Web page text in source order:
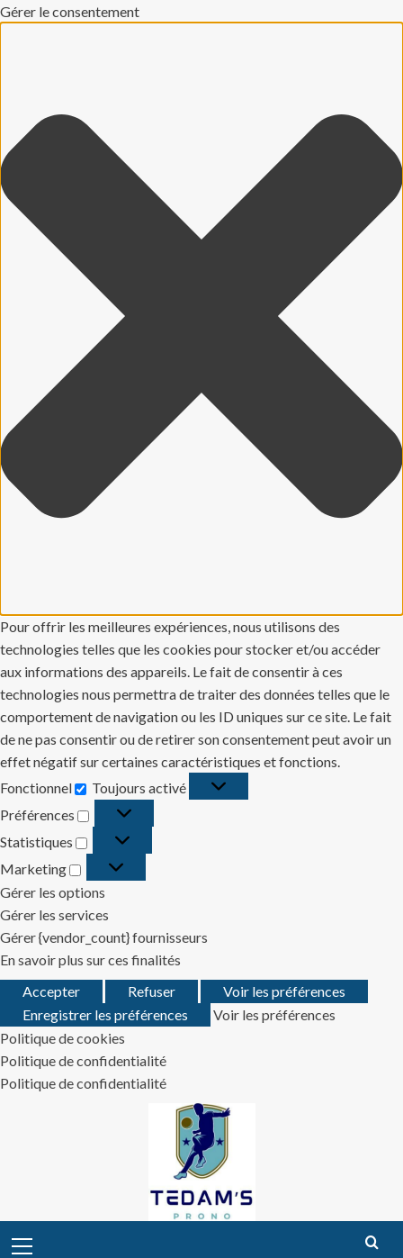
Gérer le consentement
Pour offrir les meilleures expériences, nous utilisons des
technologies telles que les cookies pour stocker et/ou accéder
aux informations des appareils. Le fait de consentir à ces
technologies nous permettra de traiter des données telles que le
comportement de navigation ou les ID uniques sur ce site. Le fait
de ne pas consentir ou de retirer son consentement peut avoir un
effet négatif sur certaines caractéristiques et fonctions.
Fonctionnel
Fonctionnel
Toujours activé
Préférences
Préférences
Statistiques
Statistiques
Marketing
Marketing
Gérer les options
Gérer les services
Gérer {vendor_count} fournisseurs
En savoir plus sur ces finalités
Accepter
Refuser
Voir les préférences
Enregistrer les préférences
Voir les préférences
Politique de cookies
Politique de confidentialité
Politique de confidentialité
Menu